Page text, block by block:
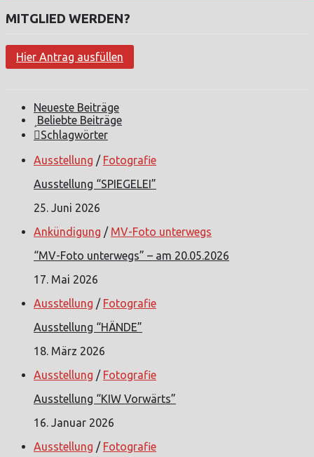
MITGLIED WERDEN?
Hier Antrag ausfüllen
Neueste Beiträge
Beliebte Beiträge
Schlagwörter
Ausstellung / Fotografie
Ausstellung “SPIEGELEI”
25. Juni 2026
Ankündigung / MV-Foto unterwegs
“MV-Foto unterwegs” – am 20.05.2026
17. Mai 2026
Ausstellung / Fotografie
Ausstellung “HÄNDE”
18. März 2026
Ausstellung / Fotografie
Ausstellung “KIW Vorwärts”
16. Januar 2026
Ausstellung / Fotografie